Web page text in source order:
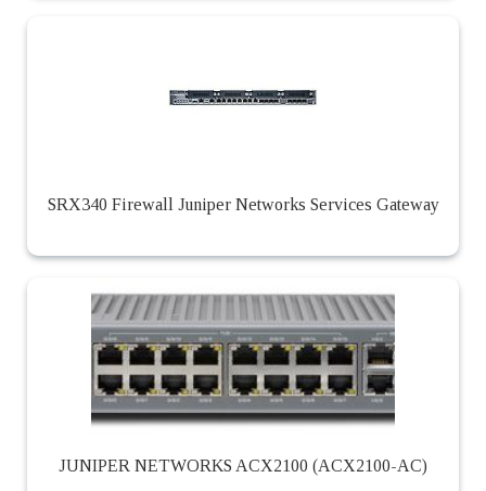
SRX340 Firewall Juniper Networks Services Gateway
JUNIPER NETWORKS ACX2100 (ACX2100-AC)